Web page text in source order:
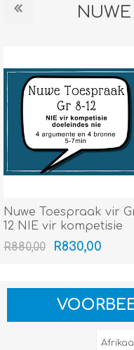
Nuwe Toespraak vir
12 NIE vir kompetisie
doeleindes nie (4
argumente en 4
jou keuse!
R880,00 R830,00